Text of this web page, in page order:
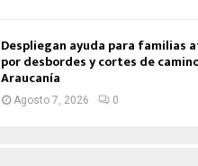
Despliegan ayuda para familias
por desbordes y cortes de
Araucanía
Agosto 7, 2026 0